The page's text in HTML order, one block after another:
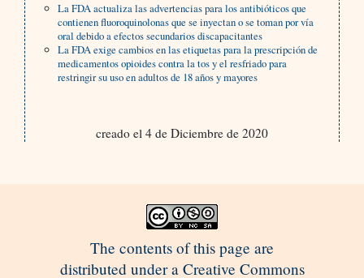
La FDA actualiza las advertencias para los antibióticos que
contienen fluoroquinolonas que se inyectan o se toman por vía
oral debido a efectos secundarios discapacitantes
La FDA exige cambios en las etiquetas para la prescripción de
medicamentos opioides contra la tos y el resfriado para
restringir su uso en adultos de 18 años y mayores
creado el 4 de Diciembre de 2020
The contents of this page are
distributed under a Creative Commons